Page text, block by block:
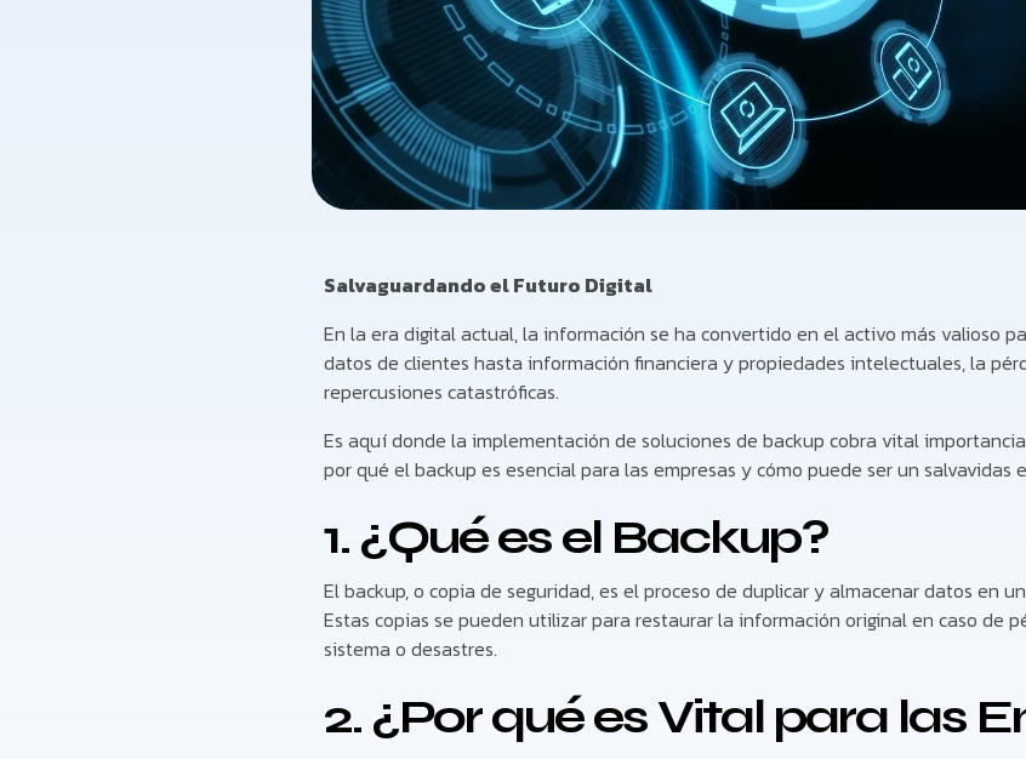
Salvaguardando el Futuro Digital
En la era digital actual, la información se ha convertido en el activo más valioso
datos de clientes hasta información financiera y propiedades intelectuales, la
repercusiones catastróficas.
Es aquí donde la implementación de soluciones de backup cobra vital
por qué el backup es esencial para las empresas y cómo puede ser un salvavidas
1. ¿Qué es el Backup?
El backup, o copia de seguridad, es el proceso de duplicar y almacenar datos en
Estas copias se pueden utilizar para restaurar la información original en caso de
sistema o desastres.
2. ¿Por qué es Vital para las